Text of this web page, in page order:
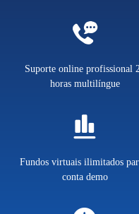
Suporte online profissional
horas multilíngue
Fundos virtuais ilimitados
conta demo